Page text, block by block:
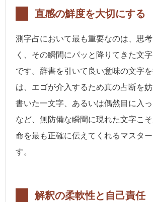
直感の鮮度を大切にする
測字占において最も重要なのは、思
く、その瞬間にパッと降りてきた文
です。辞書を引いて良い意味の文字
は、エゴが介入するため真の占断を
書いた一文字、あるいは偶然目に入
など、無防備な瞬間に現れた文字こ
命を最も正確に伝えてくれるマスタ
す。
解釈の柔軟性と自己責任